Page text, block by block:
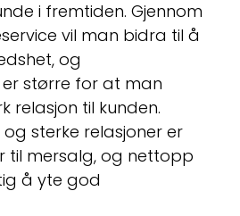
i fremtiden. Gjennom
vil man bidra til å
og
større for at man
relasjon til kunden.
sterke relasjoner er
til mersalg, og nettopp
å yte god